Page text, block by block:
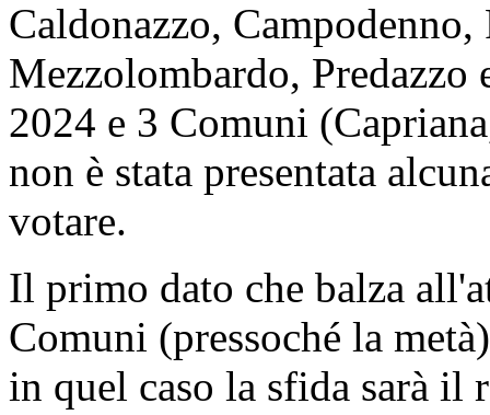
Caldonazzo,
Mezzolombardo,
2024 e 3 Comuni
non è stata presentata
votare.
Il primo dato che balza
Comuni (pressoché la
in quel caso la sfida sarà il